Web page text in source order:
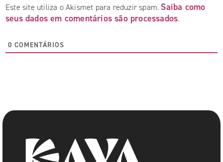
Este site utiliza o Akismet para reduzir spam. Saiba como
seus dados em comentários são processados.
0 COMENTÁRIOS